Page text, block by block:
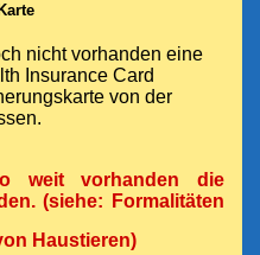
nicht vorhanden eine
Insurance Card
von der
weit vorhanden die
(siehe: Formalitäten
Haustieren)